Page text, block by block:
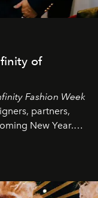
of
Fashion Week
partners,
New Year.
ideas, and new